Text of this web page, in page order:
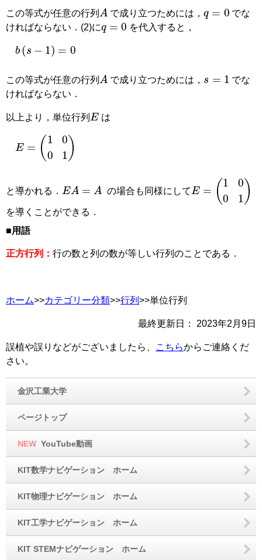
この等式が任意の行列
A
で成り立つためには，
でな
ければならない．(2)に
0
を代入すると，
b ( )=
この等式が任意の行列
A
で成り立つためには，
でな
ければならない．
以上より，単位行列
E
は
E= 0 01
と導かれる．
EA=
の場合も同様にして
E= 001
を導くことができる．
■用語
正方行列： 行の数と列の数が等しい行列のことである．
ホーム>>カテゴリー分類>>行列 >>単位行列
最終更新日： 2023年2月9日
誤植や誤りなどがございましたら、 こちらからご連絡くだ
さい。
金沢工業大学
ページトップ
NEW YouTube動画
KIT数学ナビゲーション ホーム
KIT物理ナビゲーション ホーム
KIT工学ナビゲーション ホーム
KIT STEMナビゲーション ホーム